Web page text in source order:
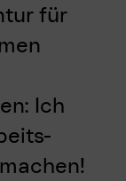
für
Ich